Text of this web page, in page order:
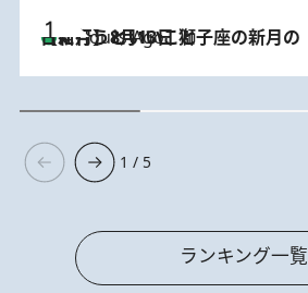
4 Hours Ago
【新月】8月13日 獅子座の新月の日に行うといいこと
1 / 5
ランキング一覧